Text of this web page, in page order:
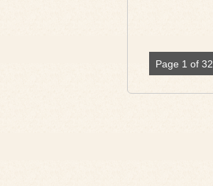
Page 1 of 32